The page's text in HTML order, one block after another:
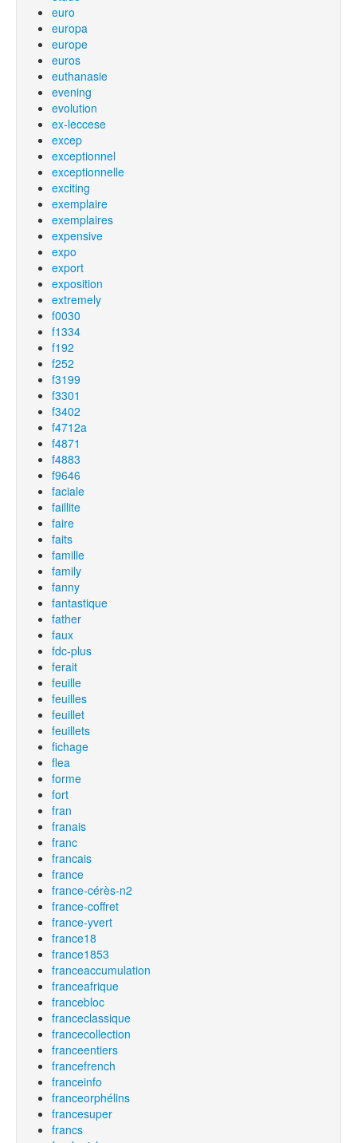
euro
europa
europe
euros
euthanasie
evening
evolution
ex-leccese
excep
exceptionnel
exceptionnelle
exciting
exemplaire
exemplaires
expensive
expo
export
exposition
extremely
f0030
f1334
f192
f252
f3199
f3301
f3402
f4712a
f4871
f4883
f9646
faciale
faillite
faire
faits
famille
family
fanny
fantastique
father
faux
fdc-plus
ferait
feuille
feuilles
feuillet
feuillets
fichage
flea
forme
fort
fran
franais
franc
francais
france
france-cérès-n2
france-coffret
france-yvert
france18
france1853
franceaccumulation
franceafrique
francebloc
franceclassique
francecollection
franceentiers
francefrench
franceinfo
franceorphélins
francesuper
francs